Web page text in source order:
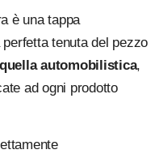
è una tappa
tenuta del pezzo
automobilistica,
ad ogni prodotto